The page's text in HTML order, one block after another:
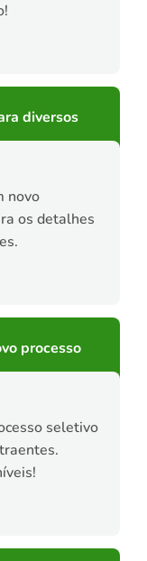
diversos
novo
os detalhes
processo
seletivo